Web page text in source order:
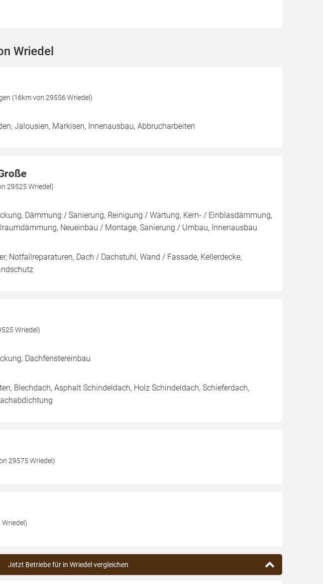
Wriedel
(16km von 29556 Wriedel)
Jalousien, Markisen, Innenausbau, Abbrucharbeiten
29525 Wriedel)
Dämmung / Sanierung, Reinigung / Wartung, Kern- / Einblasdämmung,
Neueinbau / Montage, Sanierung / Umbau, Innenausbau
Notfallreparaturen, Dach / Dachstuhl, Wand / Fassade, Kellerdecke,
Wriedel)
Dachfenstereinbau
Blechdach, Asphalt Schindeldach, Holz Schindeldach, Schieferdach,
29575 Wriedel)
Jetzt Betriebe für in Wriedel vergleichen